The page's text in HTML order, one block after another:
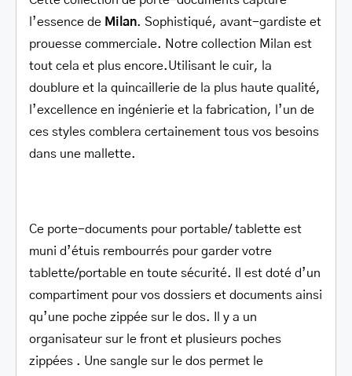
l’essence de Milan. Sophistiqué, avant-gardiste et
prouesse commerciale. Notre collection Milan est
tout cela et plus encore.Utilisant le cuir, la
doublure et la quincaillerie de la plus haute qualité,
l’excellence en ingénierie et la fabrication, l’un de
ces styles comblera certainement tous vos besoins
dans une mallette.
Ce porte-documents pour portable/ tablette est
muni d’étuis rembourrés pour garder votre
tablette/portable en toute sécurité. Il est doté d’un
compartiment pour vos dossiers et documents ainsi
qu’une poche zippée sur le dos. Il y a un
organisateur sur le front et plusieurs poches
zippées . Une sangle sur le dos permet le